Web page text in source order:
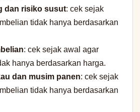
dan risiko susut: cek sejak
tidak hanya berdasarkan
: cek sejak awal agar
hanya berdasarkan harga.
dan musim panen: cek sejak
tidak hanya berdasarkan